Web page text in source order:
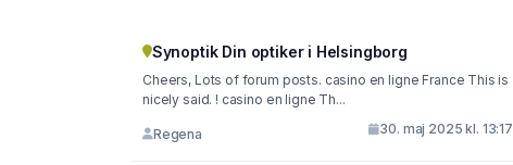
Synoptik Din optiker i Helsingborg
Cheers, Lots of forum posts. casino en ligne France This is
nicely said. ! casino en ligne Th...
Regena 30. maj 2025 kl. 13:17